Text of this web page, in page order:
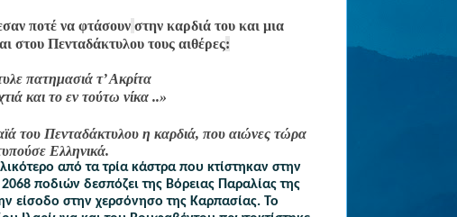
ποτέ να φτάσουν στην καρδιά του και μια
στου Πενταδάκτυλου τους αιθέρες:
πατημασιά τ’ Ακρίτα
και το εν τούτω νίκα ..»
του Πενταδάκτυλου η καρδιά, που αιώνες τώρα
Ελληνικά.
από τα τρία κάστρα που κτίστηκαν στην
ποδιών δεσπόζει της Βόρειας Παραλίας της
είσοδο στην χερσόνησο της Καρπασίας. Το